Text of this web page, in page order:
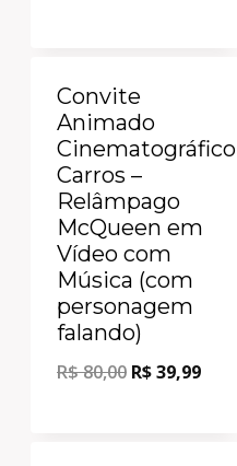
Convite
Animado
Cinematográfico
Carros –
Relâmpago
McQueen em
Vídeo com
Música (com
personagem
falando)
R$80,00 R$39,99